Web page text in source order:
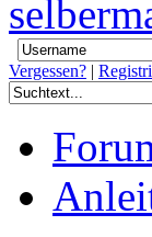
Vergessen? |